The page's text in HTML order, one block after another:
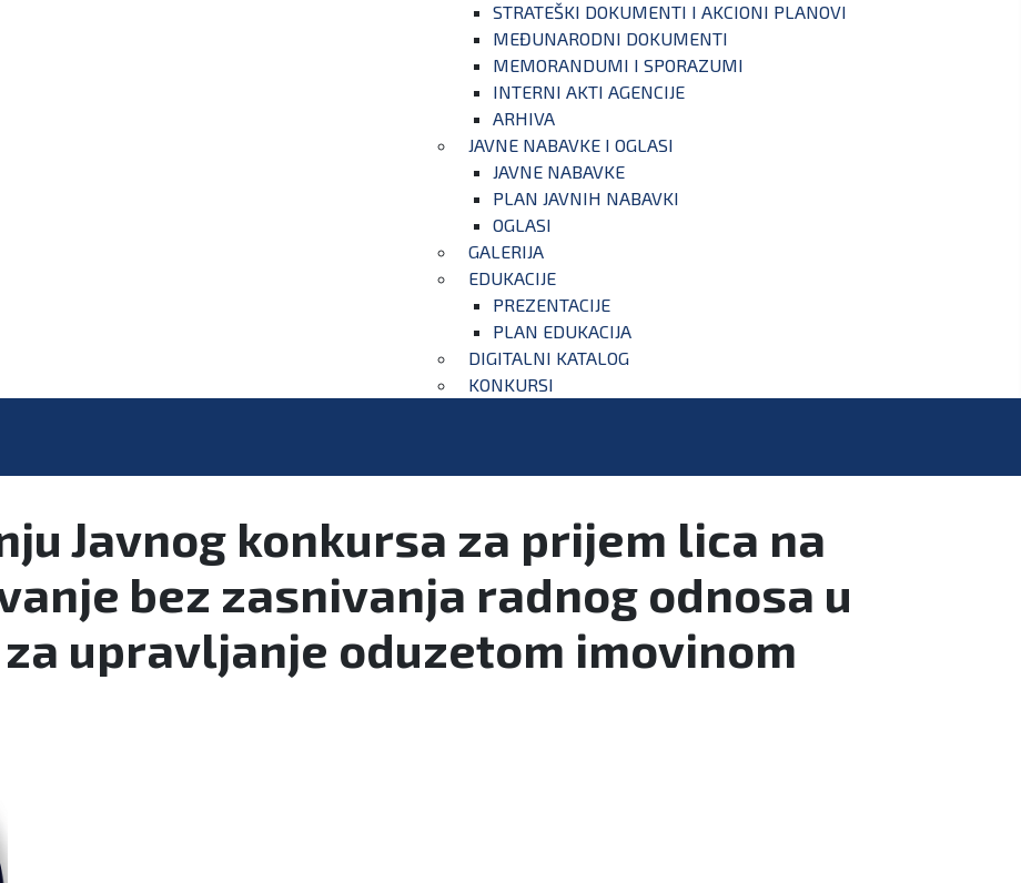
STRATEŠKI DOKUMENTI I AKCIONI PLANOVI
MEĐUNARODNI DOKUMENTI
MEMORANDUMI I SPORAZUMI
INTERNI AKTI AGENCIJE
ARHIVA
JAVNE NABAVKE I OGLASI
JAVNE NABAVKE
PLAN JAVNIH NABAVKI
OGLASI
GALERIJA
EDUKACIJE
PREZENTACIJE
PLAN EDUKACIJA
DIGITALNI KATALOG
KONKURSI
Javnog konkursa za prijem lica na
bez zasnivanja radnog odnosa u
upravljanje oduzetom imovinom